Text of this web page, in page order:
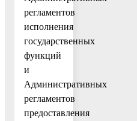
регламентов
исполнения
государственных
функций
и
Административных
регламентов
предоставления